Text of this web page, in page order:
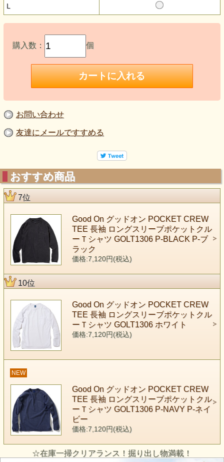
L
購入数： 個
お問い合わせ
友達にメールですすめる
おすすめ商品
7位
Good On グッドオン POCKET CREW
TEE 長袖 ロングスリーブポケットクル
ーＴシャツ GOLT1306 P-BLACK P-ブ
ラック
価格:7,120円(税込)
10位
Good On グッドオン POCKET CREW
TEE 長袖 ロングスリーブポケットクル
ーＴシャツ GOLT1306 ホワイト
価格:7,120円(税込)
NEW
Good On グッドオン POCKET CREW
TEE 長袖 ロングスリーブポケットクル
ーＴシャツ GOLT1306 P-NAVY P-ネイ
ビー
価格:7,120円(税込)
☆在庫一掃クリアランス！掘り出し物満載！